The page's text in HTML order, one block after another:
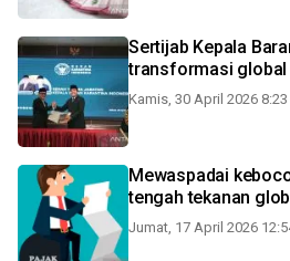
Sertijab Kepala
transformasi global
Kamis, 30 April 2026 8:23
Mewaspadai
tengah tekanan
Jumat, 17 April 2026